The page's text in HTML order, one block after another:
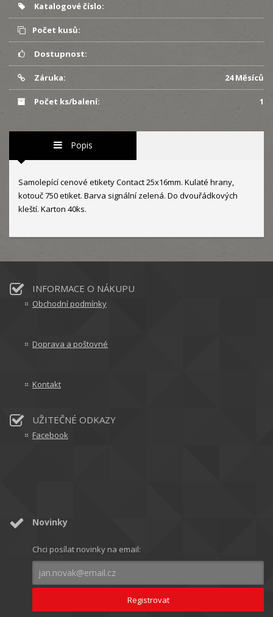
Katalogové číslo:
Počet kusů:
Dostupnost:
Záruka: 24 Měsíců
Počet ks/balení: 1
Popis
Samolepící cenové etikety Contact 25x16mm. Kulaté hrany,
kotouč 750 etiket. Barva signální zelená. Do dvouřádkových
kleští. Karton 40ks.
INFORMACE O NÁKUPU
Obchodní podmínky
Doprava a poštovné
Kontakt
UŽITEČNÉ ODKAZY
Facebook
Novinky
Chci posílat novinky na email: